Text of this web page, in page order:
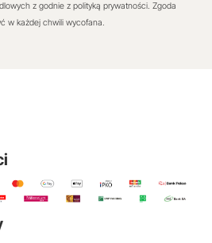
z godnie z polityką prywatności. Zgoda
w każdej chwili wycofana.